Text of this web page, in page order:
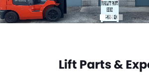
Lift Parts &